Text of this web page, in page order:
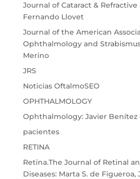
Journal of Cataract & Refractive
Fernando Llovet
Journal of the American
Ophthalmology and Strabismus
Merino
JRS
Noticias OftalmoSEO
OPHTHALMOLOGY
Ophthalmology: Javier Benítez
pacientes
RETINA
Retina.The Journal of Retinal
Diseases: Marta S. de Figueroa,